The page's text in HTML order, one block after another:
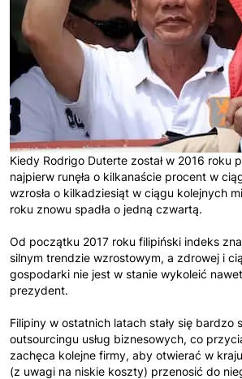
Kiedy Rodrigo Duterte został w 2016 roku
najpierw runęła o kilkanaście procent w
wzrosła o kilkadziesiąt w ciągu kolejnych
roku znowu spadła o jedną czwartą.
Od początku 2017 roku filipiński indeks
silnym trendzie wzrostowym, a zdrowej i
gospodarki nie jest w stanie wykoleić
prezydent.
Filipiny w ostatnich latach stały się bardzo
outsourcingu usług biznesowych, co
zachęca kolejne firmy, aby otwierać w
(z uwagi na niskie koszty) przenosić do